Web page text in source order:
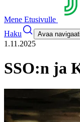
Mene Etusivulle
Haku
Avaa
1.11.2025
SSO:n ja